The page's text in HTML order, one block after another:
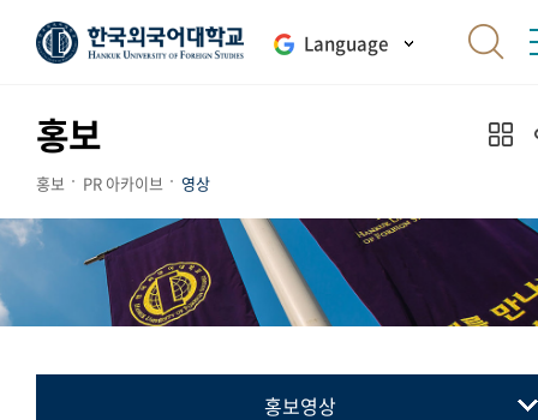
Language
홍보
홍보 PR 아카이브 영상
홍보영상